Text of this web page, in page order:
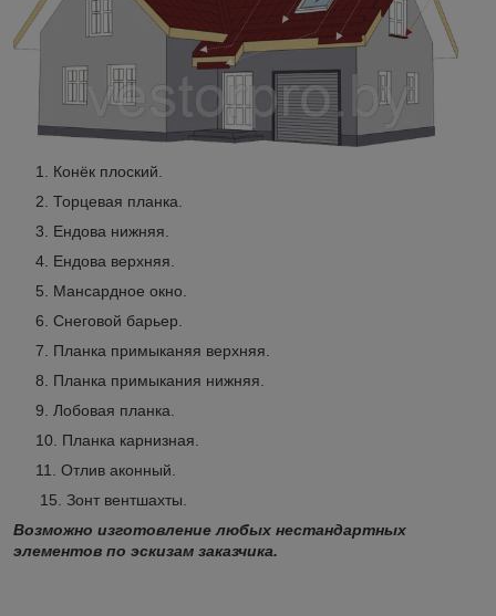
Конёк плоский.
Торцевая планка.
Ендова нижняя.
Ендова верхняя.
Мансардное окно.
Снеговой барьер.
Планка примыканяя верхняя.
Планка примыкания нижняя.
Лобовая планка.
Планка карнизная.
Отлив аконный.
15. Зонт вентшахты.
Возможно изготовление любых нестандартных
элементов по эскизам заказчика.